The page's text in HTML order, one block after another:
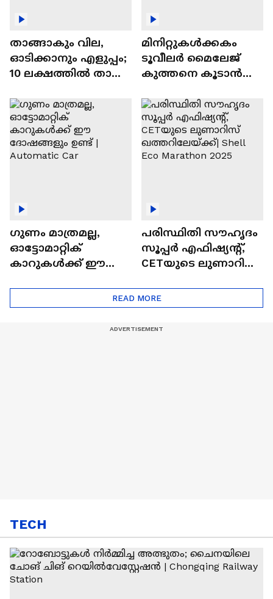
താങ്ങാകും വില,
ഓടിക്കാനും എളുപ്പം;
10 ലക്ഷത്തിൽ താഴെ
ഓട്ടോമാറ്റിക്ക്
എസ്‍യുവികൾ
മിനിറ്റുകൾക്കകം
ടൂവീലർ മൈലേജ്
കുത്തനെ കൂടാൻ
ഗുണം മാത്രമല്ല,
ഓട്ടോമാറ്റിക്
കാറുകൾക്ക് ഈ
പരിസ്ഥിതി സൗഹൃദം
സൂപ്പർ എഫിഷ്യന്റ്,
CETയുടെ ലുണാറിസ്
Eco Marathon 2025
READ MORE
TECH